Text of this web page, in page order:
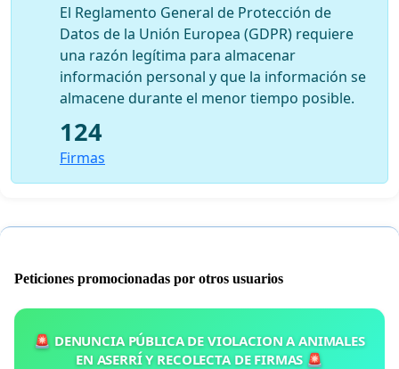
El Reglamento General de Protección de
Datos de la Unión Europea (GDPR) requiere
una razón legítima para almacenar
información personal y que la información se
almacene durante el menor tiempo posible.
124
Firmas
Peticiones promocionadas por otros usuarios
🚨 DENUNCIA PÚBLICA DE VIOLACION A ANIMALES
EN ASERRÍ Y RECOLECTA DE FIRMAS 🚨